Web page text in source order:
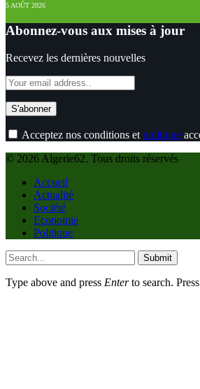
5 AOÛT 2026
Abonnez-vous aux mises à jour
Recevez les dernières nouvelles
Acceptez nos conditions et politique
© 2026 Algerie62. Tous droits réservés
Accueil
Actualité
Société
Economie
Politique
Submit
Type above and press Enterto search. Press